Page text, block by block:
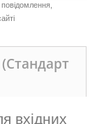
(Стандарт
вхідних